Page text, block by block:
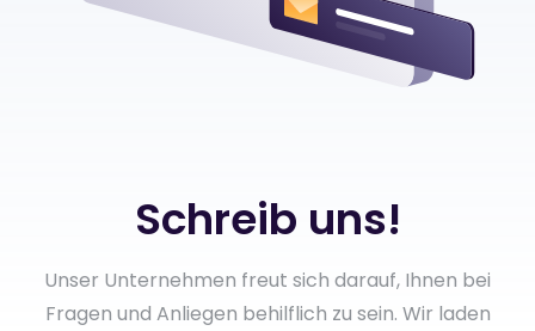
Schreib uns!
Unser Unternehmen freut sich darauf, Ihnen bei
Fragen und Anliegen behilflich zu sein. Wir laden